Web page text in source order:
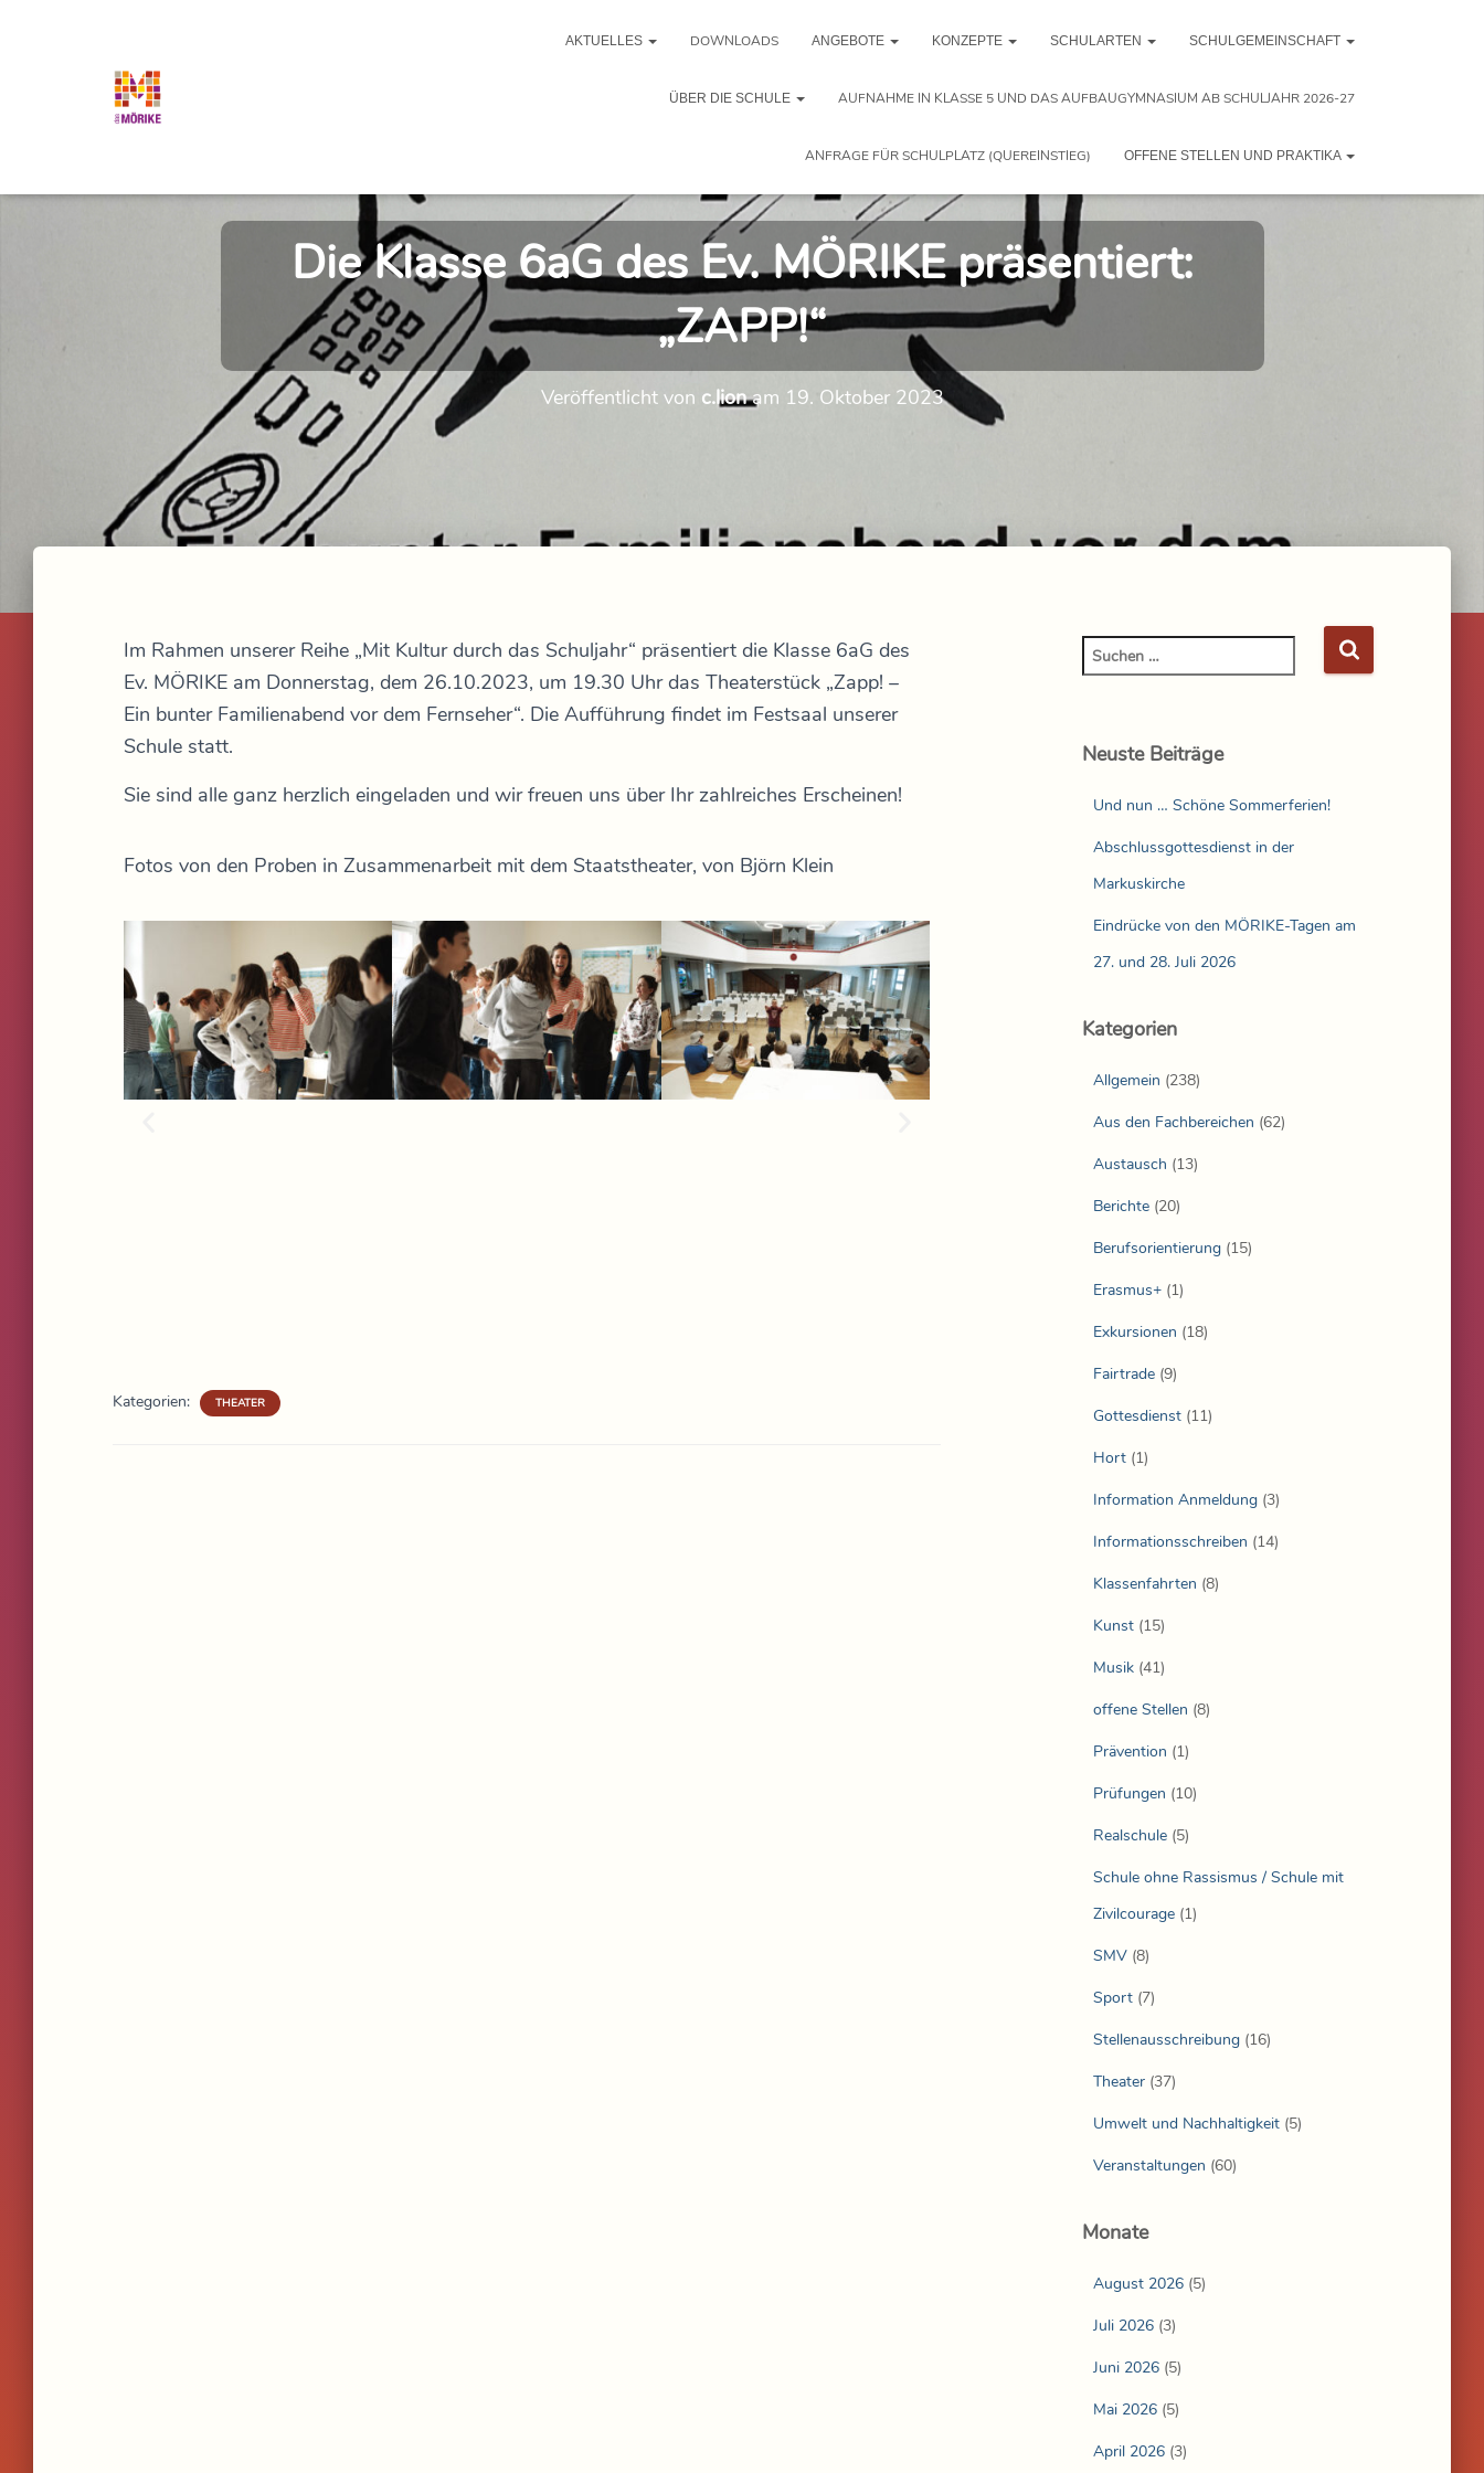
AKTUELLES DOWNLOADS ANGEBOTE KONZEPTE SCHULARTEN SCHULGEMEINSCHAFT
ÜBER DIE SCHULE AUFNAHME IN KLASSE 5 UND DAS AUFBAUGYMNASIUM AB SCHULJAHR 2026-27
ANFRAGE FÜR SCHULPLATZ (QUEREINSTIEG) OFFENE STELLEN UND PRAKTIKA
Die Klasse 6aG des Ev. MÖRIKE präsentiert:
„ZAPP!“
Veröffentlicht von c.lionam 19. Oktober 2023
Im Rahmen unserer Reihe „Mit Kultur durch das Schuljahr“ präsentiert die Klasse 6aG des
Ev. MÖRIKE am Donnerstag, dem 26.10.2023, um 19.30 Uhr das Theaterstück „Zapp! –
Ein bunter Familienabend vor dem Fernseher“. Die Aufführung findet im Festsaal unserer
Schule statt.
Sie sind alle ganz herzlich eingeladen und wir freuen uns über Ihr zahlreiches Erscheinen!
Fotos von den Proben in Zusammenarbeit mit dem Staatstheater, von Björn Klein
Kategorien: THEATER
Neuste Beiträge
Und nun … Schöne Sommerferien!
Abschlussgottesdienst in der
Markuskirche
Eindrücke von den MÖRIKE-Tagen am
27. und 28. Juli 2026
Kategorien
Allgemein (238)
Aus den Fachbereichen (62)
Austausch (13)
Berichte(20)
Berufsorientierung(15)
Erasmus+(1)
Exkursionen (18)
Fairtrade(9)
Gottesdienst(11)
Hort(1)
Information Anmeldung(3)
Informationsschreiben (14)
Klassenfahrten (8)
Kunst(15)
Musik(41)
offene Stellen (8)
Prävention (1)
Prüfungen (10)
Realschule(5)
Schule ohne Rassismus / Schule mit
Zivilcourage(1)
SMV(8)
Sport(7)
Stellenausschreibung(16)
Theater(37)
Umwelt und Nachhaltigkeit(5)
Veranstaltungen (60)
Monate
August 2026(5)
Juli 2026(3)
Juni 2026(5)
Mai 2026(5)
April 2026(3)